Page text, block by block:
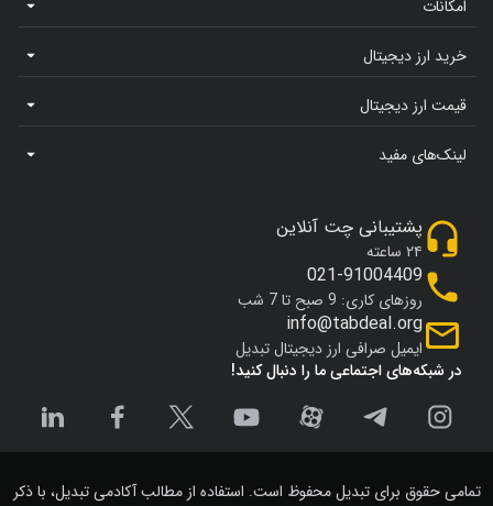
امکانات
خرید ارز دیجیتال
قیمت ارز دیجیتال
لینک‌های مفید
در شبکه‌های اجتماعی ما را دنبال کنید!
پشتیبانی چت آنلاین
۲۴ ساعته
021-91004409
روزهای کاری: 9 صبح تا 7 شب
info@tabdeal.org
ایمیل صرافی ارز دیجیتال تبدیل
تمامی حقوق برای تبدیل محفوظ است. استفاده از مطالب آکادمی تبدیل، با ذکر